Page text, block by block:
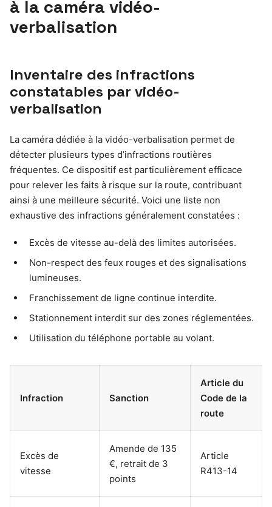
à la caméra vidéo-
verbalisation
Inventaire des infractions
constatables par vidéo-
verbalisation
La caméra dédiée à la vidéo-verbalisation permet de
détecter plusieurs types d’infractions routières
fréquentes. Ce dispositif est particulièrement efficace
pour relever les faits à risque sur la route, contribuant
ainsi à une meilleure sécurité. Voici une liste non
exhaustive des infractions généralement constatées :
Excès de vitesse au-delà des limites autorisées.
Non-respect des feux rouges et des signalisations
lumineuses.
Franchissement de ligne continue interdite.
Stationnement interdit sur des zones réglementées.
Utilisation du téléphone portable au volant.
Infraction Sanction
Article du
Code de la
route
Excès de
vitesse
Amende de 135
€, retrait de 3
points
Article
R413-14